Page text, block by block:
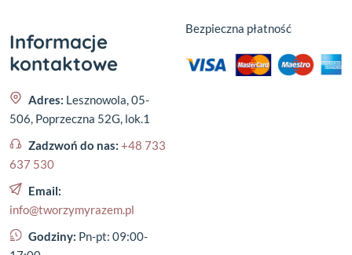
Informacje
kontaktowe
Adres: Lesznowola, 05-
506, Poprzeczna 52G, lok.1
Zadzwoń do nas: +48 733
637 530
Email:
info@tworzymyrazem.pl
Godziny: Pn-pt: 09:00-
Bezpieczna płatność